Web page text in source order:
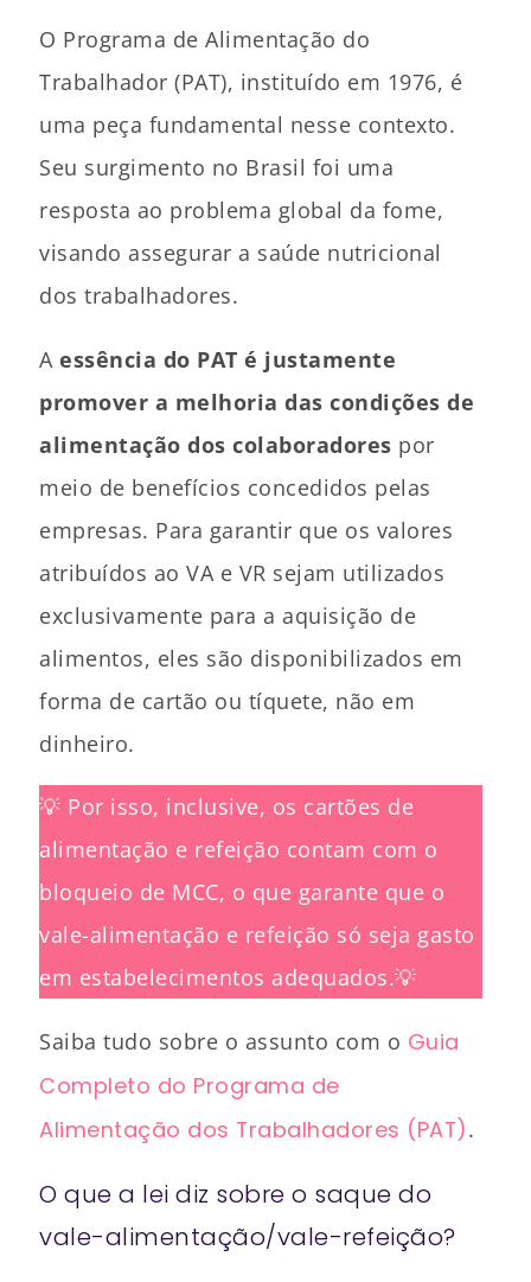
O Programa de Alimentação do
Trabalhador (PAT), instituído em 1976, é
uma peça fundamental nesse contexto.
Seu surgimento no Brasil foi uma
resposta ao problema global da fome,
visando assegurar a saúde nutricional
dos trabalhadores.
A essência do PAT é justamente
promover a melhoria das condições de
alimentação dos colaboradores por
meio de benefícios concedidos pelas
empresas. Para garantir que os valores
atribuídos ao VA e VR sejam utilizados
exclusivamente para a aquisição de
alimentos, eles são disponibilizados em
forma de cartão ou tíquete, não em
dinheiro.
💡 Por isso, inclusive, os cartões de
alimentação e refeição contam com o
bloqueio de MCC, o que garante que o
vale-alimentação e refeição só seja gasto
em estabelecimentos adequados.💡
Saiba tudo sobre o assunto com o Guia
Completo do Programa de
Alimentação dos Trabalhadores (PAT).
O que a lei diz sobre o saque do
vale-alimentação/vale-refeição?